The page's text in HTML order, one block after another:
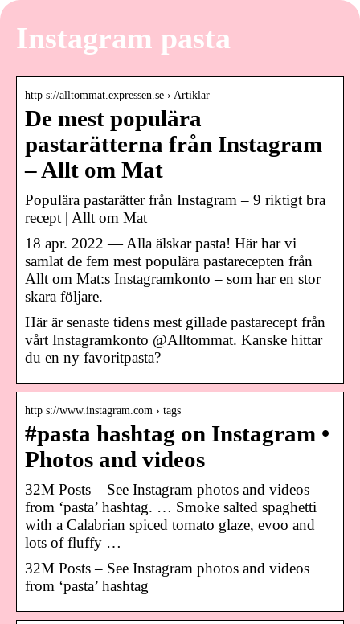
Instagram pasta
http s://alltommat.expressen.se › Artiklar
De mest populära
pastarätterna från Instagram
– Allt om Mat
Populära pastarätter från Instagram – 9 riktigt bra
recept | Allt om Mat
18 apr. 2022 — Alla älskar pasta! Här har vi
samlat de fem mest populära pastarecepten från
Allt om Mat:s Instagramkonto – som har en stor
skara följare.
Här är senaste tidens mest gillade pastarecept från
vårt Instagramkonto @Alltommat. Kanske hittar
du en ny favoritpasta?
http s://www.instagram.com › tags
#pasta hashtag on Instagram •
Photos and videos
32M Posts – See Instagram photos and videos
from ‘pasta’ hashtag. … Smoke salted spaghetti
with a Calabrian spiced tomato glaze, evoo and
lots of fluffy …
32M Posts – See Instagram photos and videos
from ‘pasta’ hashtag